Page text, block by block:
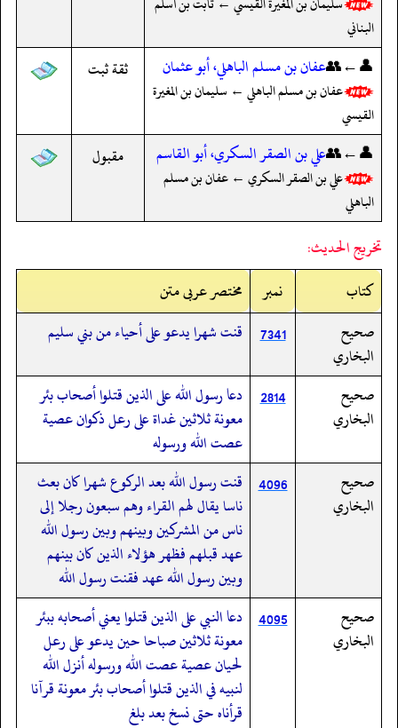
البناني
👤←👥عفان بن مسلم الباهلي، أبو عثمان
عفان بن مسلم الباهلي ← سليمان بن المغيرة
القيسي
ثقة ثبت
👤←👥علي بن الصقر السكري، أبو القاسم
علي بن الصقر السكري ← عفان بن مسلم
الباهلي
مقبول
تخريج الحديث:
کتاب
نمبر
مختصر عربی متن
صحيح
البخاري
7341 قنت شهرا يدعو على أحياء من بني سليم
صحيح
البخاري
2814
دعا رسول الله على الذين قتلوا أصحاب بئر
معونة ثلاثين غداة على رعل ذكوان عصية
عصت الله ورسوله
صحيح
البخاري
4096 قنت رسول الله بعد الركوع شهرا كان بعث
ناسا يقال لهم القراء وهم سبعون رجلا إلى
ناس من المشركين وبينهم وبين رسول الله
عهد قبلهم فظهر هؤلاء الذين كان بينهم
وبين رسول الله عهد فقنت رسول الله
صحيح
البخاري
4095 دعا النبي على الذين قتلوا يعني أصحابه ببئر
معونة ثلاثين صباحا حين يدعو على رعل
لحيان عصية عصت الله ورسوله أنزل الله
لنبيه في الذين قتلوا أصحاب بئر معونة قرآنا
قرأناه حتى نسخ بعد بلغ